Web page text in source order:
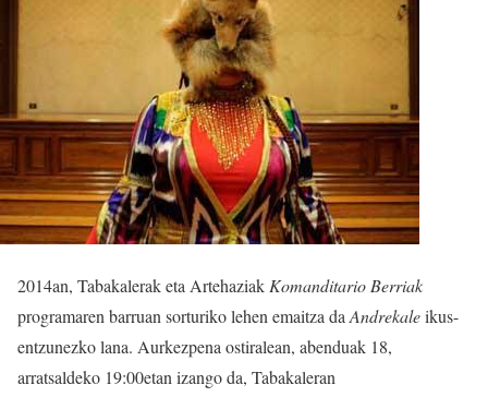
2014an, Tabakalerak eta Artehaziak Komanditario Berriak
programaren barruan sorturiko lehen emaitza da Andrekaleikus-
entzunezko lana. Aurkezpena ostiralean, abenduak 18,
arratsaldeko 19:00etan izango da, Tabakaleran